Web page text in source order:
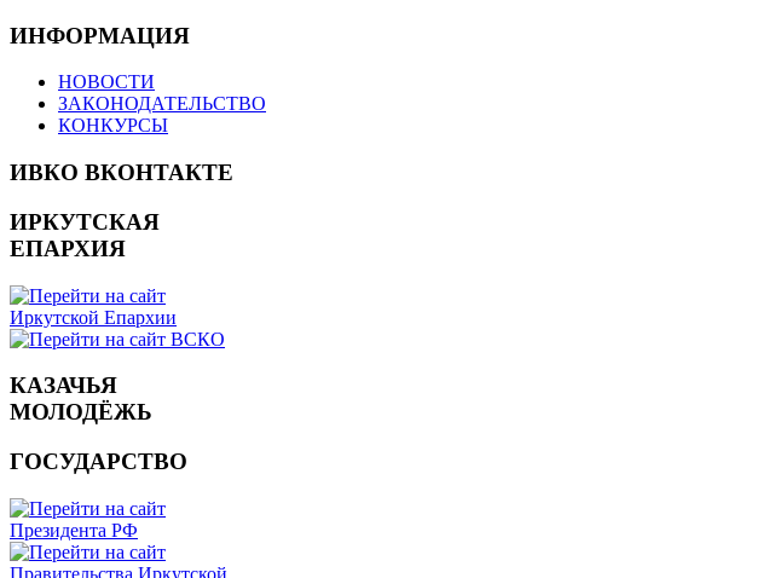
ИНФОРМАЦИЯ
НОВОСТИ
ЗАКОНОДАТЕЛЬСТВО
КОНКУРСЫ
ИВКО ВКОНТАКТЕ
ИРКУТСКАЯ
ЕПАРХИЯ
КАЗАЧЬЯ
МОЛОДЁЖЬ
ГОСУДАРСТВО